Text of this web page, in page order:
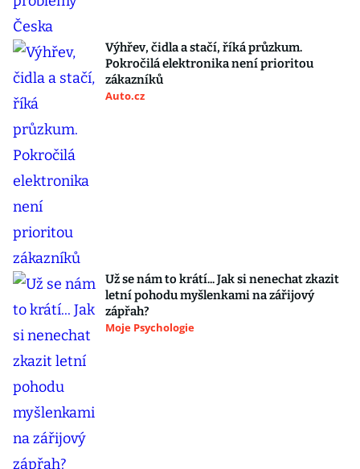
Výhřev, čidla a stačí, říká průzkum.
Pokročilá elektronika není prioritou
zákazníků
Auto.cz
Už se nám to krátí... Jak si nenechat zkazit
letní pohodu myšlenkami na zářijový
zápřah?
Moje Psychologie